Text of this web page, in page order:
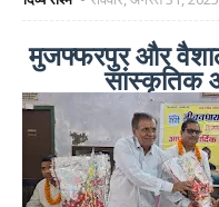
मुजफ्फरपुर और
सांस्कृतिक